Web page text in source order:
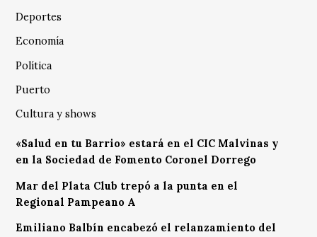
Deportes
Economía
Política
Puerto
Cultura y shows
«Salud en tu Barrio» estará en el CIC Malvinas y
en la Sociedad de Fomento Coronel Dorrego
Mar del Plata Club trepó a la punta en el
Regional Pampeano A
Emiliano Balbín encabezó el relanzamiento del